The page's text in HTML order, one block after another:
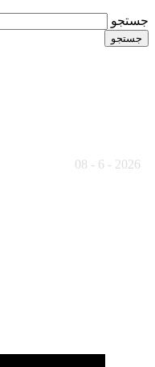
جستجو
2026 - 6 - 08